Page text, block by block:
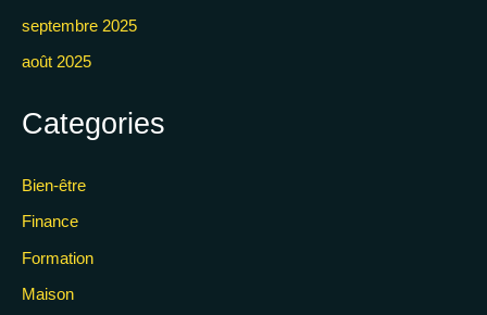
septembre 2025
août 2025
Categories
Bien-être
Finance
Formation
Maison